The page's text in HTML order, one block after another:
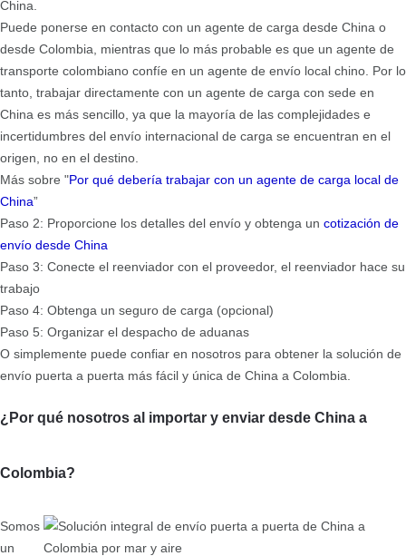
China.
Puede ponerse en contacto con un agente de carga desde China o
desde Colombia, mientras que lo más probable es que un agente de
transporte colombiano confíe en un agente de envío local chino. Por lo
tanto, trabajar directamente con un agente de carga con sede en
China es más sencillo, ya que la mayoría de las complejidades e
incertidumbres del envío internacional de carga se encuentran en el
origen, no en el destino.
Más sobre "Por qué debería trabajar con un agente de carga local de
China”
Paso 2: Proporcione los detalles del envío y obtenga un cotización de
envío desde China
Paso 3: Conecte el reenviador con el proveedor, el reenviador hace su
trabajo
Paso 4: Obtenga un seguro de carga (opcional)
Paso 5: Organizar el despacho de aduanas
O simplemente puede confiar en nosotros para obtener la solución de
envío puerta a puerta más fácil y única de China a Colombia.
¿Por qué nosotros al importar y enviar desde China a
Colombia?
Somos
un